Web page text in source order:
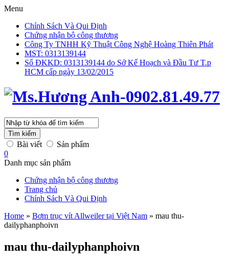
Menu
Chính Sách Và Qui Định
Chứng nhận bộ công thương
Công Ty TNHH Kỹ Thuật Công Nghệ Hoàng Thiên Phát
MST: 0313139144
Số ĐKKD: 0313139144 do Sở Kế Hoạch và Đầu Tư T.p
HCM cấp ngày 13/02/2015
Tìm kiếm
Bài viết
Sản phẩm
0
Danh mục sản phẩm
Chứng nhận bộ công thương
Trang chủ
Chính Sách Và Qui Định
Home » Bơm trục vít Allweiler tại Việt Nam » mau thu-
dailyphanphoivn
mau thu-dailyphanphoivn